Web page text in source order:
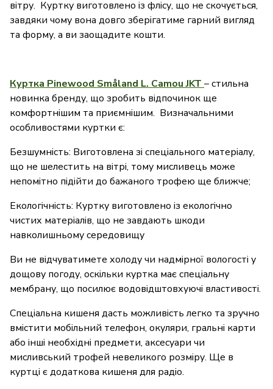
вітру. Куртку виготовлено із флісу, що не скочується,
завдяки чому вона довго зберігатиме гарний вигляд
та форму, а ви заощадите кошти.
Куртка Pinewood Småland L. Camou JKT – стильна
новинка бренду, що зробить відпочинок ще
комфортнішим та приємнішим. Визначальними
особливостями куртки є:
Безшумність: Виготовлена зі спеціального матеріалу,
що не шелестить на вітрі, тому мисливець може
непомітно підійти до бажаного трофею ще ближче;
Екологічність: Куртку виготовлено із екологічно
чистих матеріалів, що не завдають шкоди
навколишньому середовищу
Ви не відчуватимете холоду чи надмірної вологості у
дощову погоду, оскільки куртка має спеціальну
мембрану, що посилює водовідштовхуючі властивості.
Спеціальна кишеня дасть можливість легко та зручно
вмістити мобільний телефон, окуляри, гральні карти
або інші необхідні предмети, аксесуари чи
мисливський трофей невеликого розміру. Ще в
куртці є додаткова кишеня для радіо.